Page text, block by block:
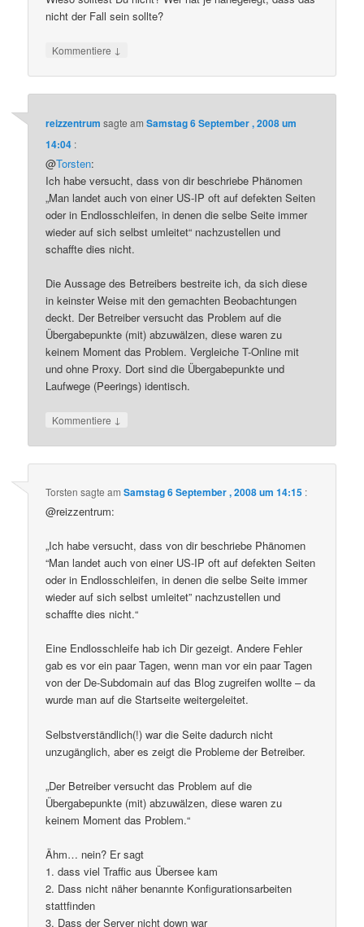
nicht der Fall sein sollte?
Kommentiere ↓
reizzentrum sagte amSamstag 6 September , 2008 um
14:04 :
@Torsten:
Ich habe versucht, dass von dir beschriebe Phänomen
„Man landet auch von einer US-IP oft auf defekten Seiten
oder in Endlosschleifen, in denen die selbe Seite immer
wieder auf sich selbst umleitet“ nachzustellen und
schaffte dies nicht.
Die Aussage des Betreibers bestreite ich, da sich diese
in keinster Weise mit den gemachten Beobachtungen
deckt. Der Betreiber versucht das Problem auf die
Übergabepunkte (mit) abzuwälzen, diese waren zu
keinem Moment das Problem. Vergleiche T-Online mit
und ohne Proxy. Dort sind die Übergabepunkte und
Laufwege (Peerings) identisch.
Kommentiere ↓
Torsten sagte amSamstag 6 September , 2008 um 14:15 :
@reizzentrum:
„Ich habe versucht, dass von dir beschriebe Phänomen
“Man landet auch von einer US-IP oft auf defekten Seiten
oder in Endlosschleifen, in denen die selbe Seite immer
wieder auf sich selbst umleitet” nachzustellen und
schaffte dies nicht.“
Eine Endlosschleife hab ich Dir gezeigt. Andere Fehler
gab es vor ein paar Tagen, wenn man vor ein paar Tagen
von der De-Subdomain auf das Blog zugreifen wollte – da
wurde man auf die Startseite weitergeleitet.
Selbstverständlich(!) war die Seite dadurch nicht
unzugänglich, aber es zeigt die Probleme der Betreiber.
„Der Betreiber versucht das Problem auf die
Übergabepunkte (mit) abzuwälzen, diese waren zu
keinem Moment das Problem.“
Ähm… nein? Er sagt
1. dass viel Traffic aus Übersee kam
2. Dass nicht näher benannte Konfigurationsarbeiten
stattfinden
3. Dass der Server nicht down war